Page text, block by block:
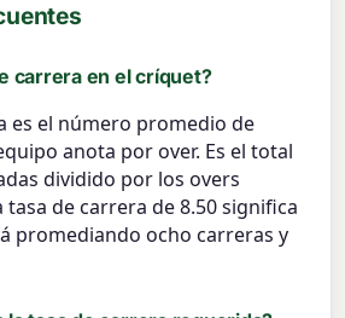
carrera en el críquet?
es el número promedio de
anota por over. Es el total
dividido por los overs
de carrera de 8.50 significa
promediando ocho carreras y